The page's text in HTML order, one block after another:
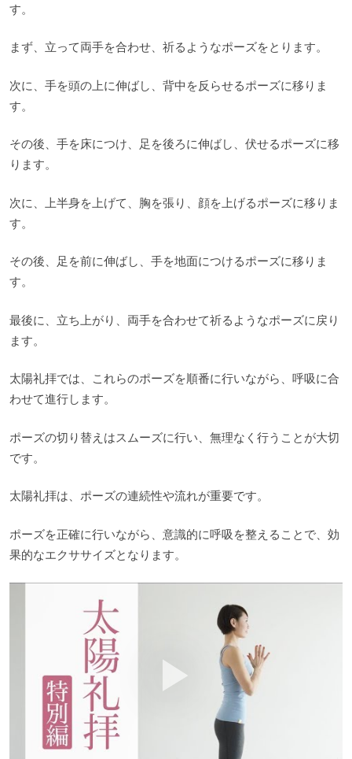
す。
まず、立って両手を合わせ、祈るようなポーズをとります。
次に、手を頭の上に伸ばし、背中を反らせるポーズに移りま
す。
その後、手を床につけ、足を後ろに伸ばし、伏せるポーズに移
ります。
次に、上半身を上げて、胸を張り、顔を上げるポーズに移りま
す。
その後、足を前に伸ばし、手を地面につけるポーズに移りま
す。
最後に、立ち上がり、両手を合わせて祈るようなポーズに戻り
ます。
太陽礼拝では、これらのポーズを順番に行いながら、呼吸に合
わせて進行します。
ポーズの切り替えはスムーズに行い、無理なく行うことが大切
です。
太陽礼拝は、ポーズの連続性や流れが重要です。
ポーズを正確に行いながら、意識的に呼吸を整えることで、効
果的なエクササイズとなります。